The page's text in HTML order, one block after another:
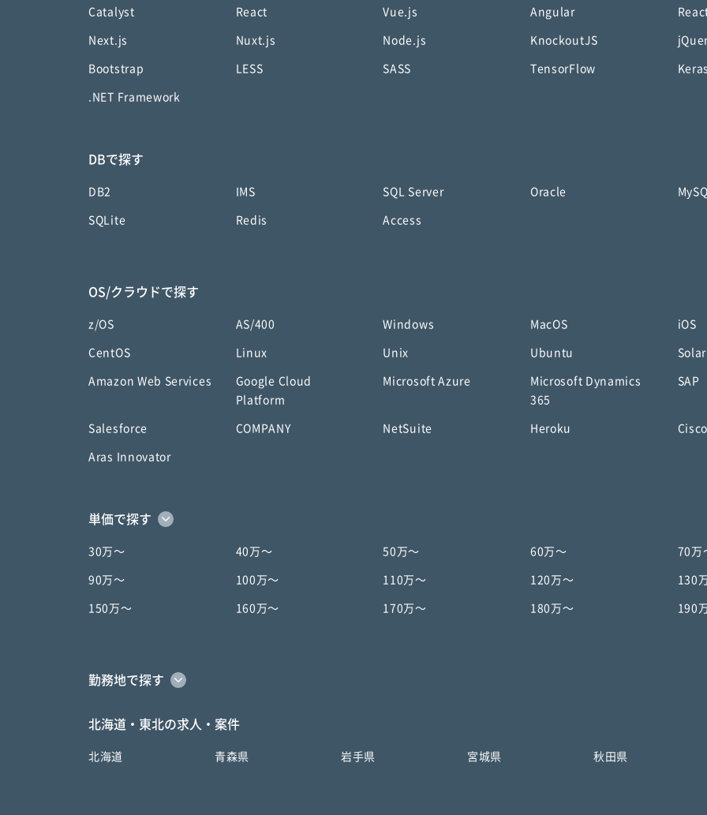
Catalyst React Vue.js Angular
Next.js Nuxt.js Node.js KnockoutJS
Bootstrap LESS SASS TensorFlow Keras
.NET Framework
DBで探す
DB2 IMS SQL Server Oracle
SQLite Redis Access
OS/クラウドで探す
z/OS AS/400 Windows MacOS iOS
CentOS Linux Unix Ubuntu
Amazon Web Services
Google Cloud
Platform
Microsoft Azure
Microsoft Dynamics
365
SAP
Salesforce COMPANY NetSuite Heroku Cisco
Aras Innovator
単価で探す
30万〜 40万〜 50万〜 60万〜 70万
90万〜 100万〜 110万〜 120万〜 130
150万〜 160万〜 170万〜 180万〜 190
勤務地で探す
北海道・東北の求人・案件
北海道 青森県 岩手県 宮城県 秋田県